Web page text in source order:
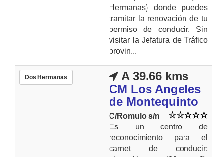
Hermanas) donde puedes
tramitar la renovación de tu
permiso de conducir. Sin
visitar la Jefatura de Tráfico
provin...
Dos Hermanas
A 39.66 kms
CM Los Angeles
de Montequinto
C/Romulo s/n
Es un centro de
reconocimiento para el
carnet de conducir;